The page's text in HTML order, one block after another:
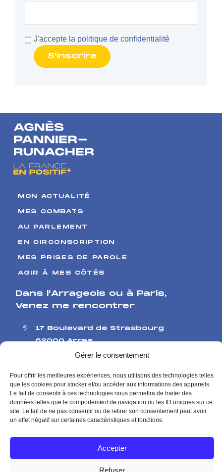
Gérer le consentement
Pour offrir les meilleures expériences, nous utilisons des technologies telles
que les cookies pour stocker et/ou accéder aux informations des appareils.
Le fait de consentir à ces technologies nous permettra de traiter des
données telles que le comportement de navigation ou les ID uniques sur ce
site. Le fait de ne pas consentir ou de retirer son consentement peut avoir
un effet négatif sur certaines caractéristiques et fonctions.
Accepter
Refuser
J'accepte la politique de confidentialité
MON ACTUALITÉ
MES COMBATS
AU PARLEMENT
EN CIRCONSCRIPTION
MES PRISES DE PAROLE
AGIR À MES CÔTÉS
Dans l’Arrageois ou à Paris,
Venez me rencontrer
17 Boulevard de Strasbourg
62000 Arras
126 rue de l’Université
Me contacter
Contact presse
Mentions Légales Politique de Confidentialité
© Agnès Pannier-Runacher Site officiel 2026